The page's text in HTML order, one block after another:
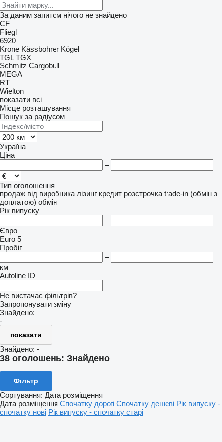
За даним запитом нічого не знайдено
CF
Fliegl
6920
Krone Kässbohrer Kögel
TGL TGX
Schmitz Cargobull
MEGA
RT
Wielton
показати всі
Місце розташування
Пошук за радіусом
Україна
Ціна
–
Тип оголошення
продаж від виробника лізинг кредит розстрочка trade-in (обмін з
доплатою) обмін
Рік випуску
–
Євро
Euro 5
Пробіг
–
км
Autoline ID
Не вистачає фільтрів?
Запропонувати зміну
Знайдено:
-
показати
Знайдено: -
38 оголошень: Знайдено
Фільтр
Сортування: Дата розміщення
Дата розміщення Спочатку дорогі Спочатку дешеві Рік випуску -
спочатку нові Рік випуску - спочатку старі